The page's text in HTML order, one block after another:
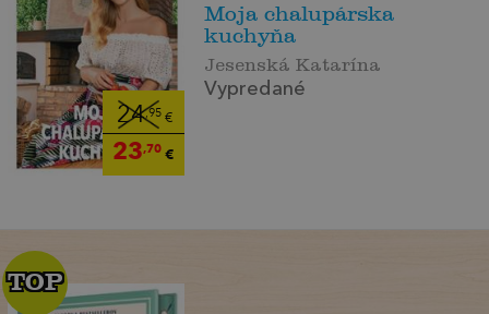
24,95€
23,70€
Moja chalupárska
kuchyňa
Jesenská Katarína
Vypredané
TOP
TOP